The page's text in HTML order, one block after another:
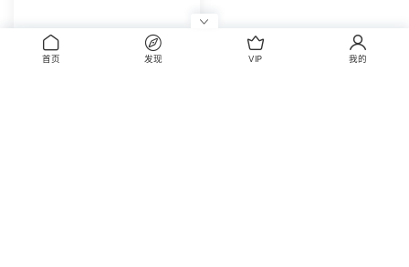
首页 发现 VIP 我的